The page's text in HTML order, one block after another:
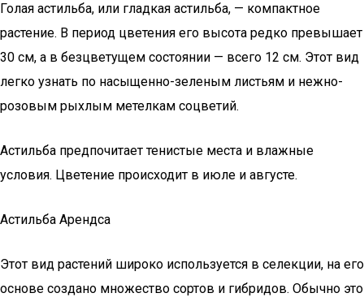
Голая астильба, или гладкая астильба, — компактное
растение. В период цветения его высота редко превышает
30 см, а в безцветущем состоянии — всего 12 см. Этот вид
легко узнать по насыщенно-зеленым листьям и нежно-
розовым рыхлым метелкам соцветий.
Астильба предпочитает тенистые места и влажные
условия. Цветение происходит в июле и августе.
Астильба Арендса
Этот вид растений широко используется в селекции, на его
основе создано множество сортов и гибридов. Обычно это